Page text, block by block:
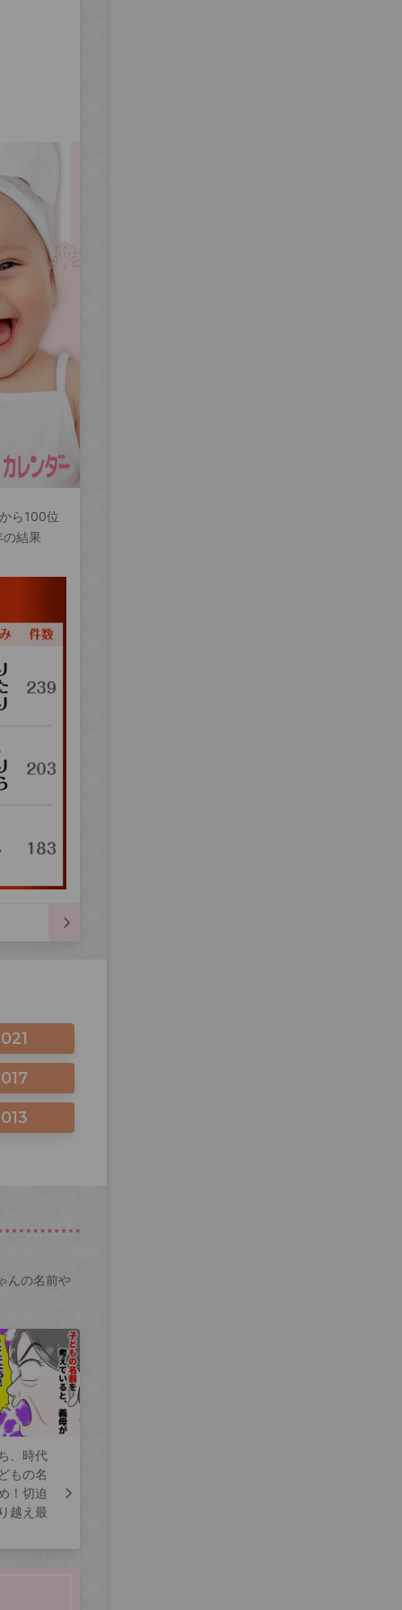
ら100位
結果
んの名前や
、時代
もの名
！切迫
越え最